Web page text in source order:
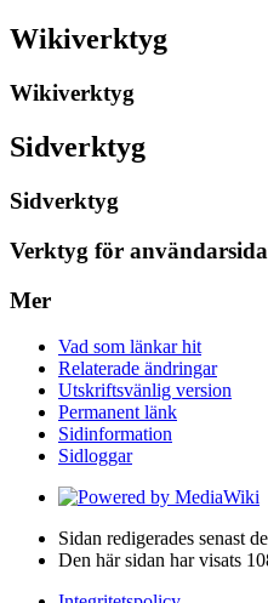
Wikiverktyg
Wikiverktyg
Sidverktyg
Sidverktyg
Verktyg för
Mer
Vad som länkar hit
Relaterade ändringar
Utskriftsvänlig version
Permanent länk
Sidinformation
Sidloggar
Sidan redigerades senast
Den här sidan har visats